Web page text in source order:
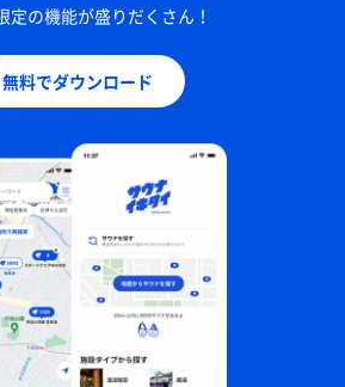
定の機能が盛りだくさん！
無料でダウンロード